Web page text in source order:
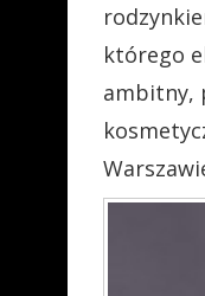
którego
ambitny,